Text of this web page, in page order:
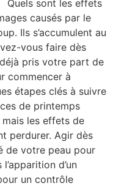
Quels sont les effets
causés par le
Ils s’accumulent au
vous faire dès
pris votre part de
commencer à
étapes clés à suivre
de printemps
les effets de
perdurer. Agir dès
de votre peau pour
d’un
un contrôle